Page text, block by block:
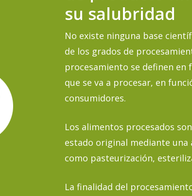
su salubridad
No existe ninguna base
de los grados de
procesamiento se definen en
que se va a procesar, en
consumidores.
Los alimentos procesados
estado original mediante
como pasteurización,
La finalidad del